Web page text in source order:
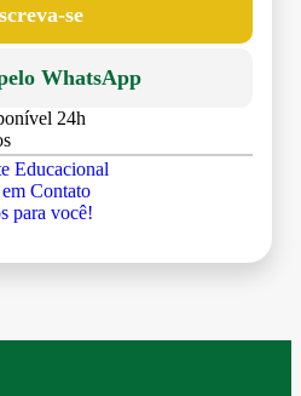
se
WhatsApp
24h
Educacional
Contato
para você!